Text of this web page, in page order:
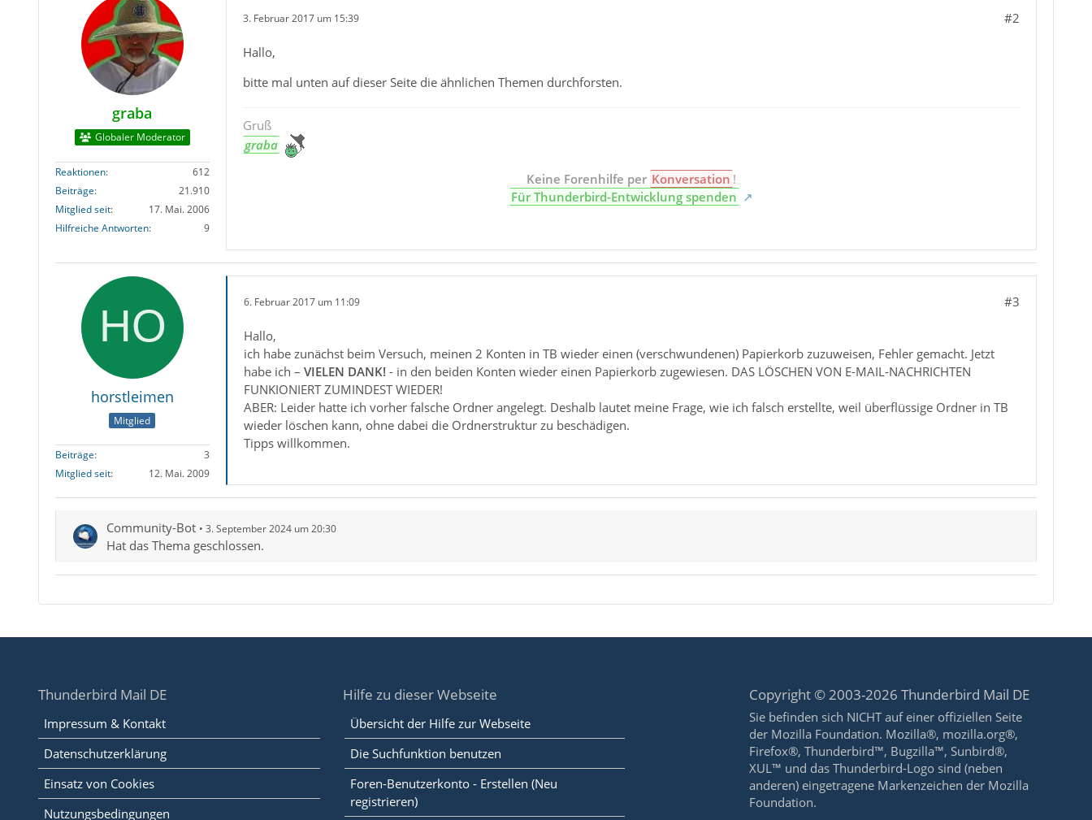
graba
Globaler Moderator
Reaktionen
612
Beiträge
21.910
Mitglied seit
17. Mai. 2006
Hilfreiche Antworten
9
3. Februar 2017 um 15:39 #2
Hallo,
bitte mal unten auf dieser Seite die ähnlichen Themen durchforsten.
Gruß
graba
Keine Forenhilfe per Konversation !
Für Thunderbird-Entwicklung spenden
horstleimen
Mitglied
Beiträge
3
Mitglied seit
12. Mai. 2009
6. Februar 2017 um 11:09 #3
Hallo,
ich habe zunächst beim Versuch, meinen 2 Konten in TB wieder einen (verschwundenen) Papierkorb zuzuweisen, Fehler gemacht. Jetzt
habe ich – VIELEN DANK! - in den beiden Konten wieder einen Papierkorb zugewiesen. DAS LÖSCHEN VON E-MAIL-NACHRICHTEN
FUNKIONIERT ZUMINDEST WIEDER!
ABER: Leider hatte ich vorher falsche Ordner angelegt. Deshalb lautet meine Frage, wie ich falsch erstellte, weil überflüssige Ordner in TB
wieder löschen kann, ohne dabei die Ordnerstruktur zu beschädigen.
Tipps willkommen.
Community-Bot 3. September 2024 um 20:30
Hat das Thema geschlossen.
Thunderbird Mail DE
Impressum & Kontakt
Datenschutzerklärung
Einsatz von Cookies
Nutzungsbedingungen
Hilfe zu dieser Webseite
Übersicht der Hilfe zur Webseite
Die Suchfunktion benutzen
Foren-Benutzerkonto - Erstellen (Neu
registrieren)
Copyright © 2003-2026 Thunderbird Mail DE
Sie befinden sich NICHT auf einer offiziellen Seite
der Mozilla Foundation. Mozilla®, mozilla.org®,
Firefox®, Thunderbird™, Bugzilla™, Sunbird®,
XUL™ und das Thunderbird-Logo sind (neben
anderen) eingetragene Markenzeichen der Mozilla
Foundation.